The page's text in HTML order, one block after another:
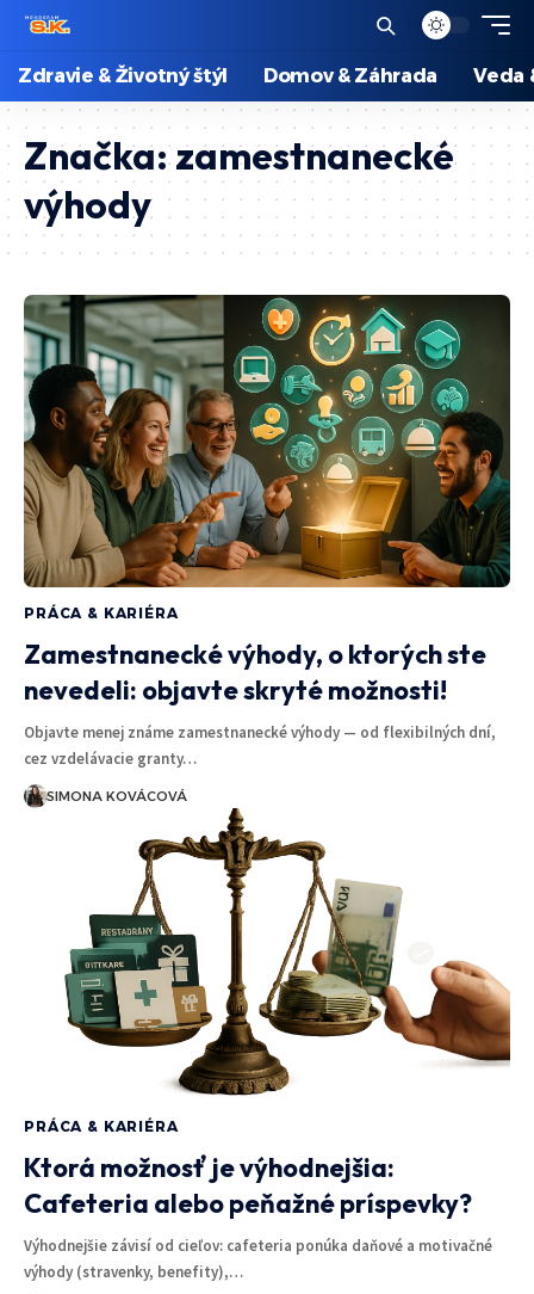
Zdravie & Životný štýl Domov & Záhrada Veda
Značka:zamestnanecké
výhody
PRÁCA & KARIÉRA
Zamestnanecké výhody, o ktorých ste
nevedeli: objavte skryté možnosti!
Objavte menej známe zamestnanecké výhody — od flexibilných dní,
cez vzdelávacie granty…
SIMONA KOVÁCOVÁ
PRÁCA & KARIÉRA
Ktorá možnosť je výhodnejšia:
Cafeteria alebo peňažné príspevky?
Výhodnejšie závisí od cieľov: cafeteria ponúka daňové a motivačné
výhody (stravenky, benefity),…